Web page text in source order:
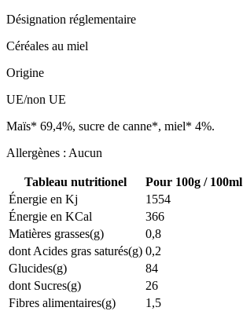
Désignation réglementaire
Céréales au miel
Origine
UE/non UE
Maïs* 69,4%, sucre de canne*, miel* 4%.
Allergènes : Aucun
Tableau nutritionel
Pour 100g / 100ml
Énergie en Kj
1554
Énergie en KCal
366
Matières grasses(g)
0,8
dont Acides gras saturés(g) 0,2
Glucides(g)
84
dont Sucres(g)
26
Fibres alimentaires(g)
1,5